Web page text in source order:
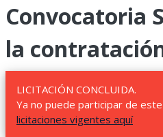
Convocatoria
la
LICITACIÓN CONCLUIDA.
Ya no puede participar de
licitaciones vigentes aquí